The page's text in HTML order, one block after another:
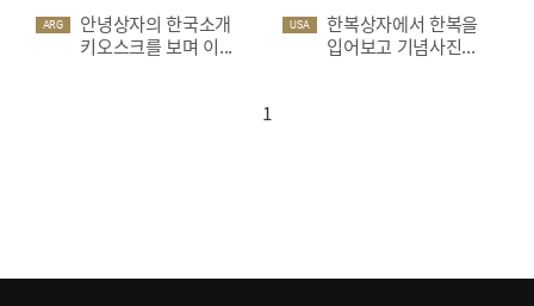
ARG
안녕상자의 한국소개
키오스크를 보며 이...
USA
한복상자에서 한복을
입어보고 기념사진...
1